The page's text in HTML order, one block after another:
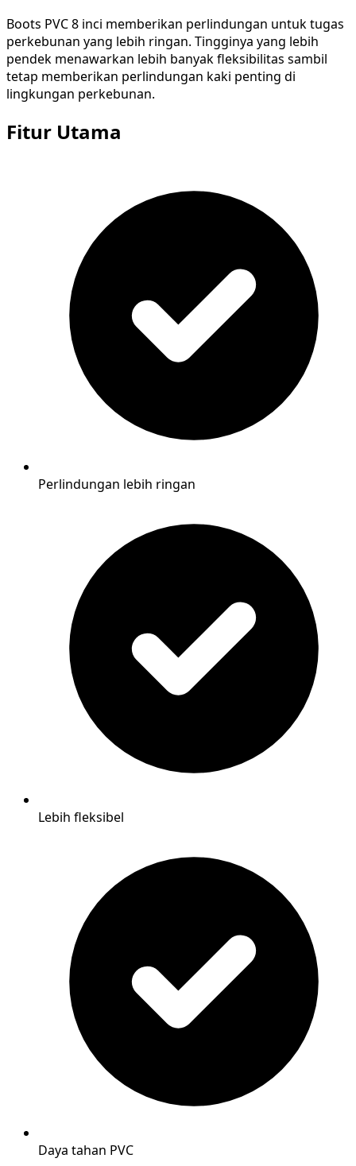
Boots PVC 8 inci memberikan perlindungan untuk tugas
perkebunan yang lebih ringan. Tingginya yang lebih
pendek menawarkan lebih banyak fleksibilitas sambil
tetap memberikan perlindungan kaki penting di
lingkungan perkebunan.
Fitur Utama
Perlindungan lebih ringan
Lebih fleksibel
Daya tahan PVC